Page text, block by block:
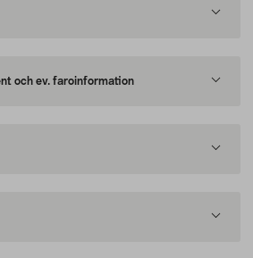
och ev. faroinformation